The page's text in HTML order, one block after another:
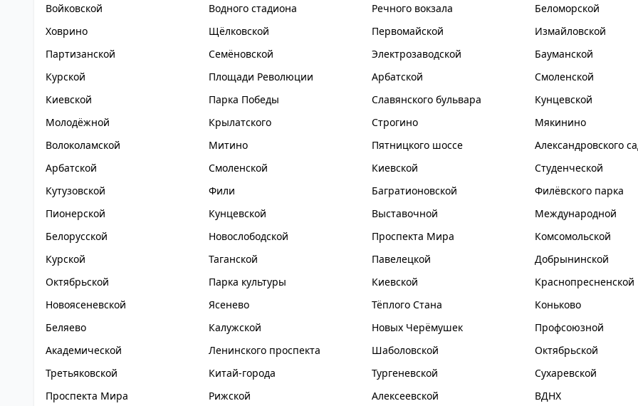
Войковской
Водного стадиона Речного вокзала
Беломорской
Ховрино
Щёлковской Первомайской
Измайловской
Партизанской
Семёновской Электрозаводской
Бауманской
Курской
Площади Революции Арбатской
Смоленской
Киевской
Парка Победы Славянского бульвара
Кунцевской
Молодёжной
Крылатского Строгино
Мякинино
Волоколамской
Митино Пятницкого шоссе
Александровского
Арбатской
Смоленской Киевской
Студенческой
Кутузовской
Фили Багратионовской
Филёвского парка
Пионерской
Кунцевской Выставочной
Международной
Белорусской
Новослободской Проспекта Мира
Комсомольской
Курской
Таганской Павелецкой
Добрынинской
Октябрьской
Парка культуры Киевской
Краснопресненской
Новоясеневской
Ясенево Тёплого Стана
Коньково
Беляево
Калужской Новых Черёмушек
Профсоюзной
Академической
Ленинского проспекта Шаболовской
Октябрьской
Третьяковской
Китай-города Тургеневской
Сухаревской
Проспекта Мира
Рижской Алексеевской
ВДНХ